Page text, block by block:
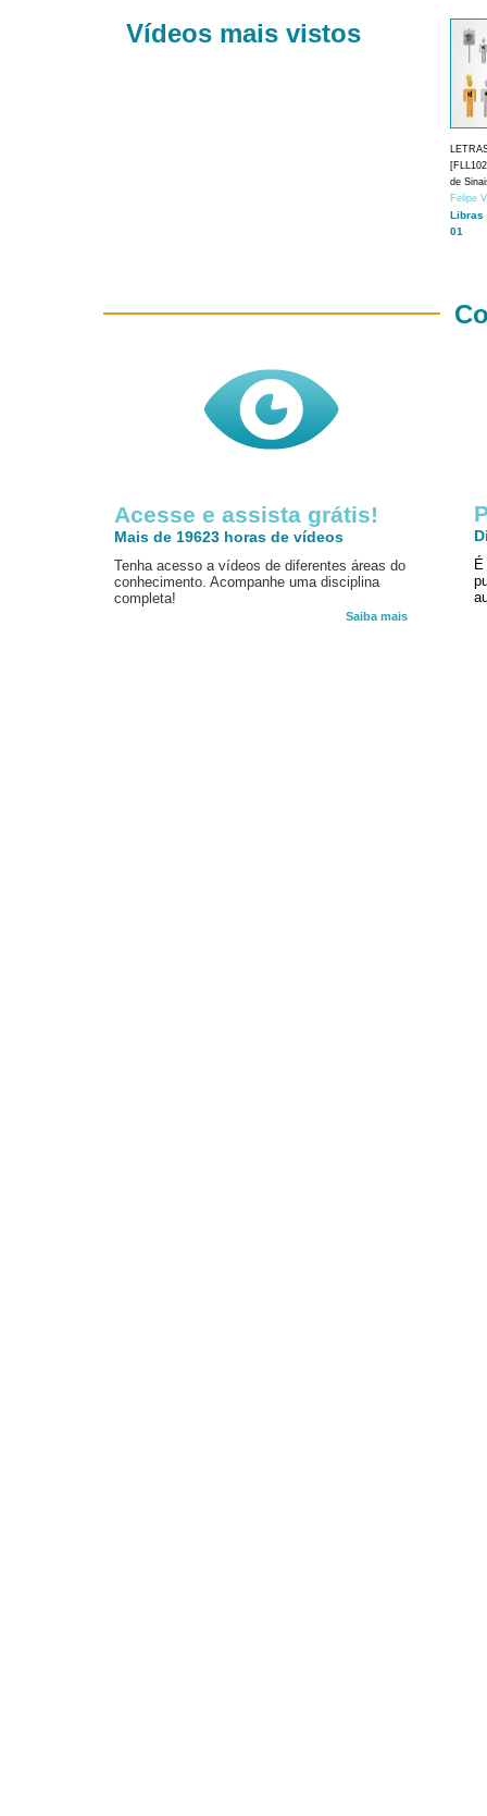
Vídeos mais vistos
de
Felipe
Libras
01
Acesse e assista grátis!
Mais de 19623 horas de vídeos
Tenha acesso a vídeos de diferentes áreas do
conhecimento. Acompanhe uma disciplina
completa!
Saiba mais